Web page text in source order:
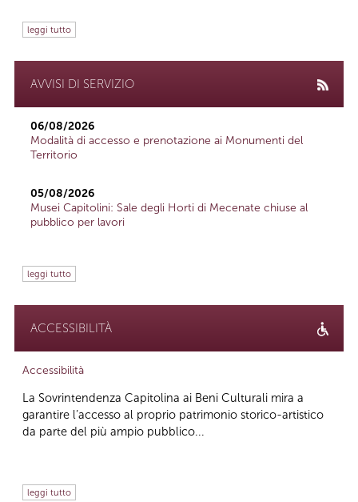
leggi tutto
AVVISI DI SERVIZIO
06/08/2026
Modalità di accesso e prenotazione ai Monumenti del
Territorio
05/08/2026
Musei Capitolini: Sale degli Horti di Mecenate chiuse al
pubblico per lavori
leggi tutto
ACCESSIBILITÀ
Accessibilità
La Sovrintendenza Capitolina ai Beni Culturali mira a
garantire l’accesso al proprio patrimonio storico-artistico
da parte del più ampio pubblico...
leggi tutto